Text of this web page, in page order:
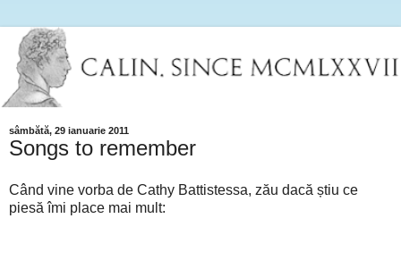
sâmbătă, 29 ianuarie 2011
Songs to remember
Când vine vorba de Cathy Battistessa, zău dacă știu ce
piesă îmi place mai mult: